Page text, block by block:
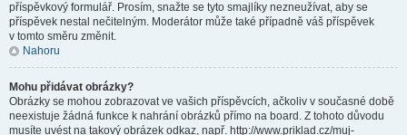
příspěvkový formulář. Prosím, snažte se tyto smajlíky nezneužívat, aby se
příspěvek nestal nečitelným. Moderátor může také případně váš příspěvek
v tomto směru změnit.
Nahoru
Mohu přidávat obrázky?
Obrázky se mohou zobrazovat ve vašich příspěvcích, ačkoliv v současné době
neexistuje žádná funkce k nahrání obrázků přímo na board. Z tohoto důvodu
musíte uvést na takový obrázek odkaz, např. http://www.priklad.cz/muj-